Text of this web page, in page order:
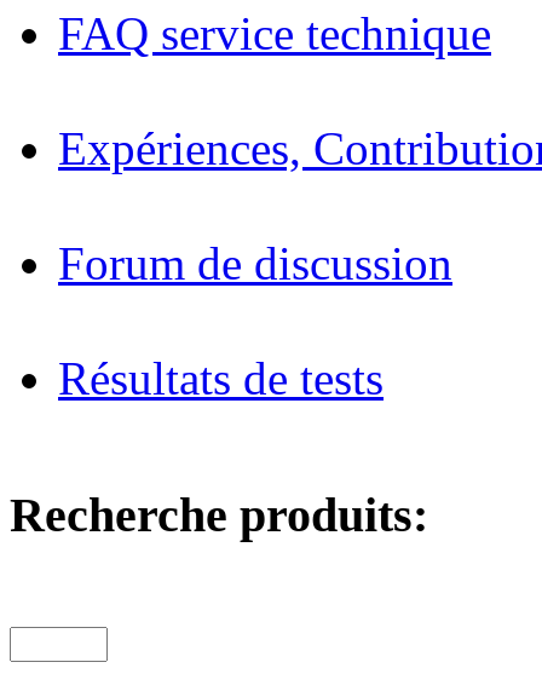
FAQ service technique
Expériences,
Forum de discussion
Résultats de tests
Recherche produits: